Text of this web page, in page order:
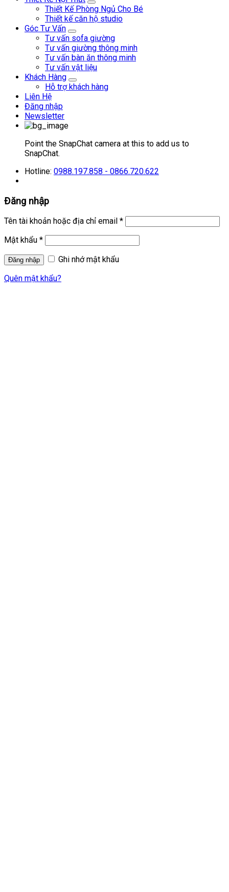
Thiết Kế Phòng Ngủ Cho Bé
Thiết kế căn hộ studio
Góc Tư Vấn
Tư vấn sofa giường
Tư vấn giường thông minh
Tư vấn bàn ăn thông minh
Tư vấn vật liệu
Khách Hàng
Hỗ trợ khách hàng
Liên Hệ
Đăng nhập
Newsletter
Point the SnapChat camera at this to add us to
SnapChat.
Hotline: 0988.197.858 - 0866.720.622
Đăng nhập
Tên tài khoản hoặc địa chỉ email *
Mật khẩu *
Ghi nhớ mật khẩu
Quên mật khẩu?